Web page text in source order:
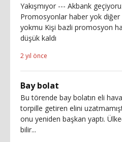
Yakışmıyor --- Akbank
Promosyonlar haber yok diğer
yokmu Kişi bazli promosyon
düşük kaldı
2 yıl önce
Bay bolat
Bu törende bay bolatın eli
torpille getiren elini
onu yeniden başkan yaptı.
bilir...